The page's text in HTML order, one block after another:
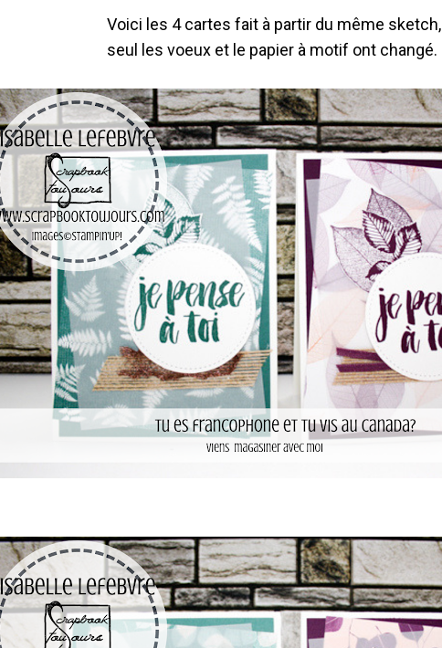
Voici les 4 cartes fait à partir du même sketch,
seul les voeux et le papier à motif ont changé.